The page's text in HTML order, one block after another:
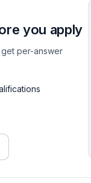
you apply
per-answer